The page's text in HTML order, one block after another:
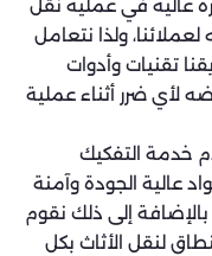
عالية في عملية نقل
ولذا نتعامل
تقنيات وأدوات
لأي ضرر أثناء عملية
خدمة التفكيك
عالية الجودة وآمنة
بالإضافة إلى ذلك نقوم
لنقل الأثاث بكل